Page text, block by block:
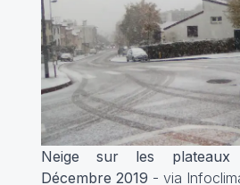
Neige sur les plateaux
Décembre 2019 - via